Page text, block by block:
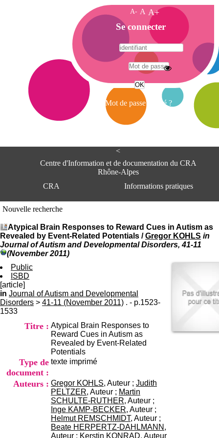
<
Centre d'Information et de documentation du CRA
Rhône-Alpes
CRA
Informations pratiques
du CRA Rhône-Alpes
Centre Hospitalier le Vinatier
bât 211
95, Bd Pinel
Tél:+33(0)4 37 91 54 65
Nouvelle recherche
Atypical Brain Responses to Reward Cues in Autism as
Revealed by Event-Related Potentials /Gregor KOHLS in
Journal of Autism and Developmental Disorders, 41-11
(November 2011)
Public
ISBD
[article]
in Journal of Autism and Developmental
Disorders > 41-11 (November 2011) . - p.1523-
1533
Titre : Atypical Brain Responses to
Reward Cues in Autism as
Revealed by Event-Related
Potentials
Type de
document :
texte imprimé
Auteurs : Gregor KOHLS, Auteur ; Judith
PELTZER, Auteur ; Martin
SCHULTE-RUTHER, Auteur ;
Inge KAMP-BECKER, Auteur ;
Helmut REMSCHMIDT, Auteur ;
Beate HERPERTZ-DAHLMANN ,
Auteur ; Kerstin KONRAD, Auteur
A- A A+
A
c
c
e
i
Se connecter
Mot de passe oublié ?
A
e
e
n
f
o
i
o
t
d
e
D
o
u
m
e
n
t
a
t